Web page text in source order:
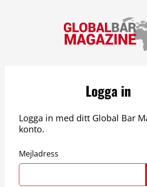
Logga in
Logga in med ditt Global Bar
konto.
Mejladress